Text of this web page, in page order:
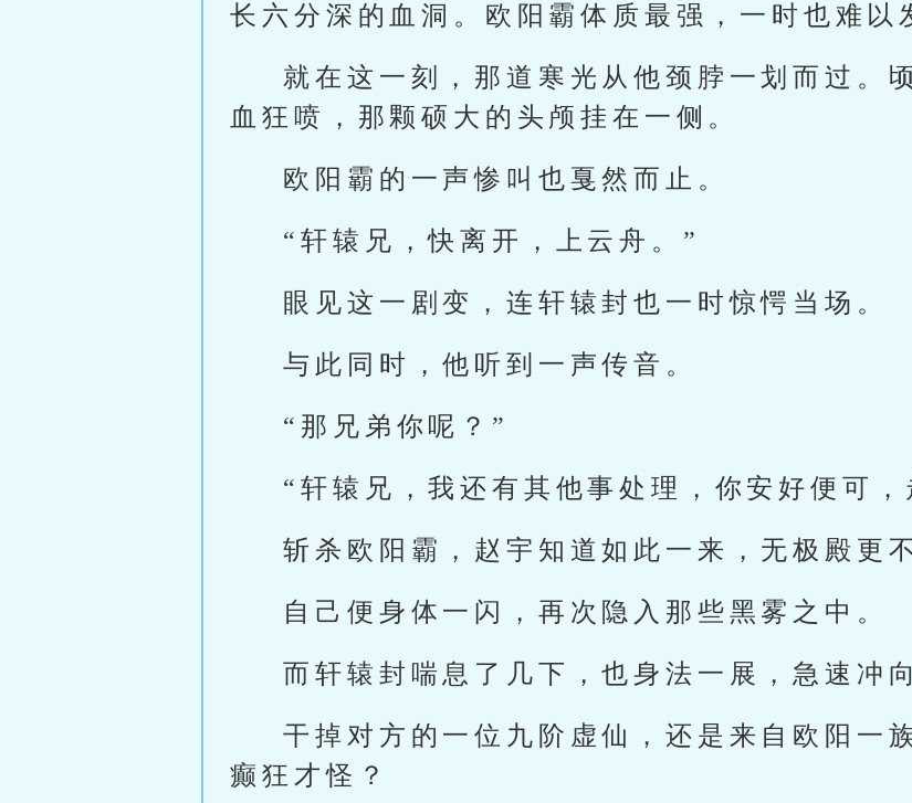
长六分深的血洞。欧阳霸体质最强，一时也难以
就在这一刻，那道寒光从他颈脖一划而过。
血狂喷，那颗硕大的头颅挂在一侧。
欧阳霸的一声惨叫也戛然而止。
“轩辕兄，快离开，上云舟。”
眼见这一剧变，连轩辕封也一时惊愕当场。
与此同时，他听到一声传音。
“那兄弟你呢？”
“轩辕兄，我还有其他事处理，你安好便可，
斩杀欧阳霸，赵宇知道如此一来，无极殿更
自己便身体一闪，再次隐入那些黑雾之中。
而轩辕封喘息了几下，也身法一展，急速冲
干掉对方的一位九阶虚仙，还是来自欧阳一
癫狂才怪？